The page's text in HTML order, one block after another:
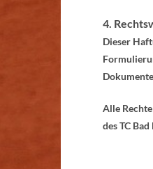
4.
Dieser
Alle
des TC